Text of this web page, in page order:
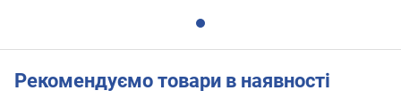
Рекомендуємо товари в наявності